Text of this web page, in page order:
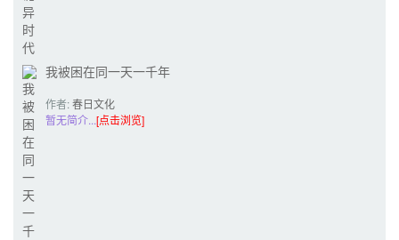
我被困在同一天一千年
作者:春日文化
暂无简介...[点击浏览]